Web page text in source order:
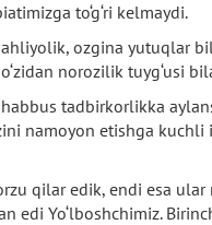
to‘g‘ri kelmaydi.
ozgina
norozilik tuyg‘usi
tadbirkorlikka
namoyon etishga
qilar edik, endi esa
edi Yo‘lboshchimiz.